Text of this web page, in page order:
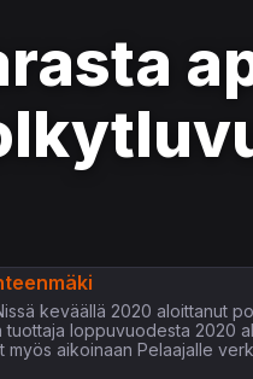
keväällä 2020 aloittanut
tuottaja loppuvuodesta 2020
myös aikoinaan Pelaajalle